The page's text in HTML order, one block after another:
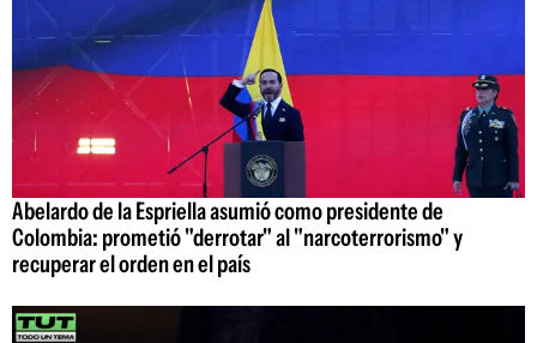
Abelardo de la Espriella asumió como presidente de
Colombia: prometió "derrotar" al "narcoterrorismo" y
recuperar el orden en el país